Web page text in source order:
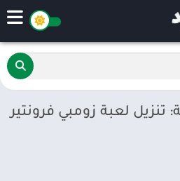
لعبة زومبي فرونتير